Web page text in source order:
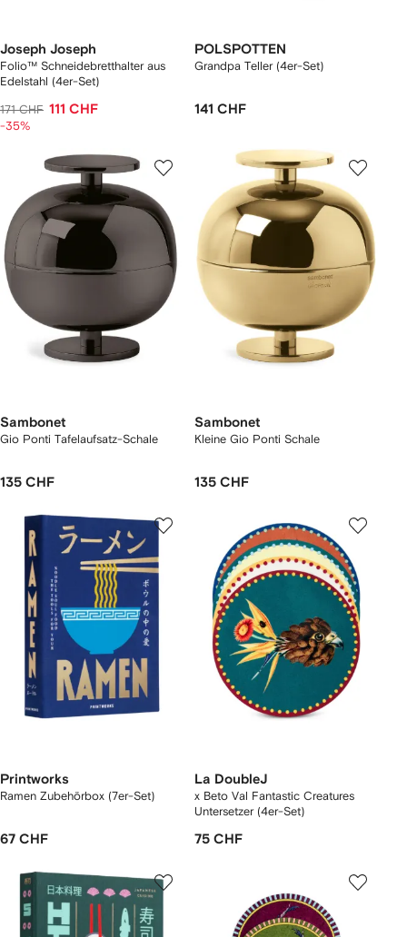
Joseph Joseph
Folio™ Schneidebretthalter aus
Edelstahl (4er-Set)
171 CHF 111 CHF
-35%
POLSPOTTEN
Grandpa Teller (4er-Set)
141 CHF
Sambonet
Gio Ponti Tafelaufsatz-Schale
135 CHF
Sambonet
Kleine Gio Ponti Schale
135 CHF
Printworks
Ramen Zubehörbox (7er-Set)
67 CHF
La DoubleJ
x Beto Val Fantastic Creatures
Untersetzer (4er-Set)
75 CHF